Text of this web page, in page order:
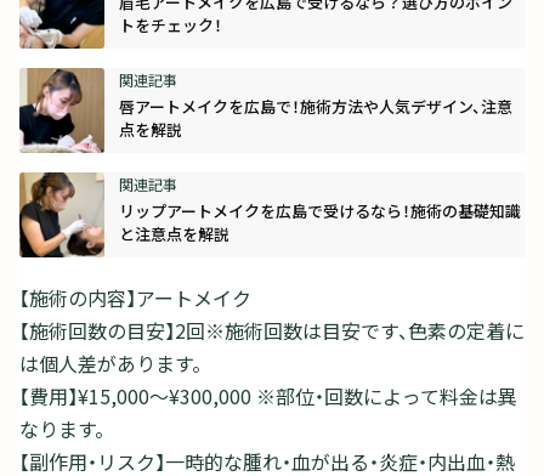
トをチェック！
唇アートメイクを広島で！施術方法や人気デザイン、注意
点を解説
リップアートメイクを広島で受けるなら！施術の基礎知識
と注意点を解説
【施術の内容】アートメイク
【施術回数の目安】2回※施術回数は目安です、色素の定着に
は個人差があります。
【費用】¥15,000～¥300,000 ※部位・回数によって料金は異
なります。
【副作用・リスク】一時的な腫れ・血が出る・炎症・内出血・熱